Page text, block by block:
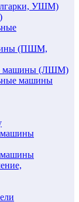
УШМ)
(ПШМ,
машины (ЛШМ)
машины
машины
машины